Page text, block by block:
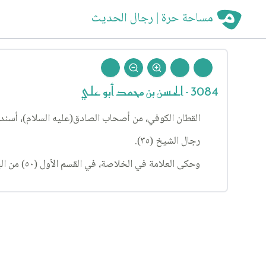
مساحة حرة | رجال الحديث
3084 - الحسن بن محمد أبو علي
القطان الكوفي، من أصحاب الصادق(عليه السلام)،
رجال الشيخ (٣٥).
وحكى العلامة في الخلاصة، في القسم الأول (٥٠) من الباب الأول من فصل الحاء، عن ابن عقدة قال: قال علي بن الحسن: إنه ثقة.